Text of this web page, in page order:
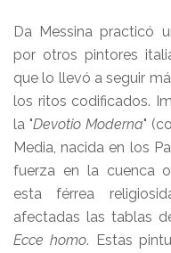
Da Messina practicó
por otros pintores
que lo llevó a seguir
los ritos codificados.
la "Devotio Moderna"
Media, nacida en los
fuerza en la cuenca
esta férrea
afectadas las tablas
Ecce homo. Estas